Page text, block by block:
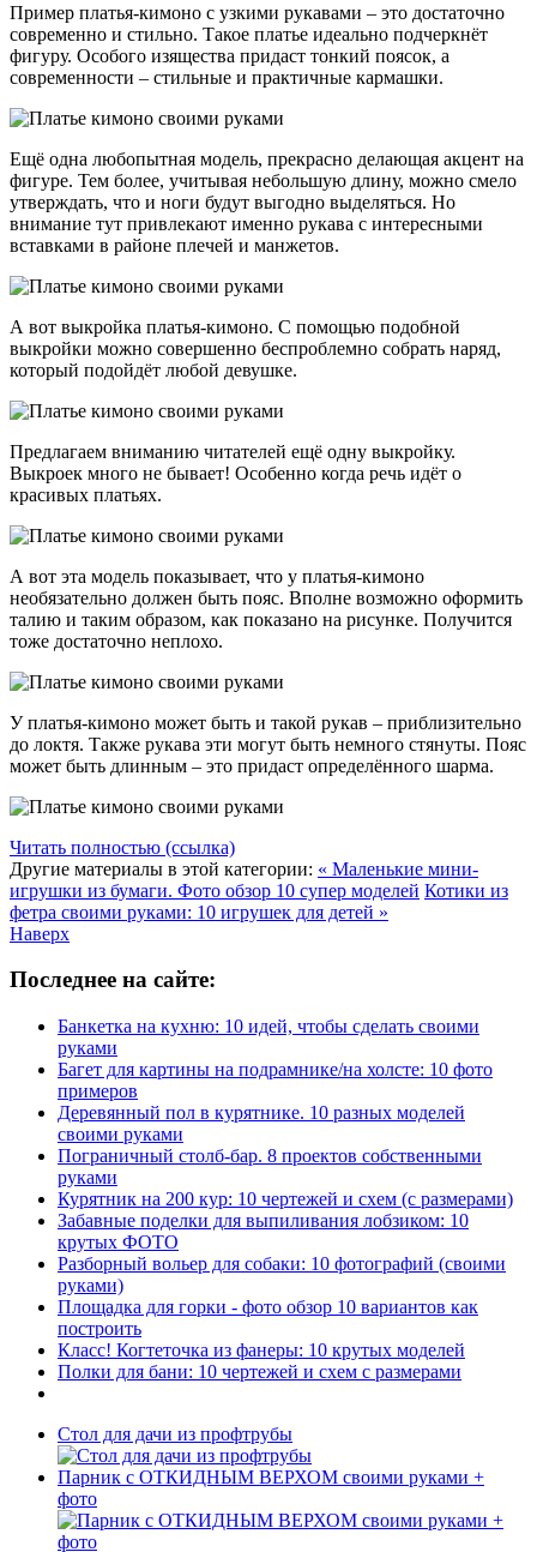
Пример платья-кимоно с узкими рукавами – это достаточно
современно и стильно. Такое платье идеально подчеркнёт
фигуру. Особого изящества придаст тонкий поясок, а
современности – стильные и практичные кармашки.
Ещё одна любопытная модель, прекрасно делающая акцент на
фигуре. Тем более, учитывая небольшую длину, можно смело
утверждать, что и ноги будут выгодно выделяться. Но
внимание тут привлекают именно рукава с интересными
вставками в районе плечей и манжетов.
А вот выкройка платья-кимоно. С помощью подобной
выкройки можно совершенно беспроблемно собрать наряд,
который подойдёт любой девушке.
Предлагаем вниманию читателей ещё одну выкройку.
Выкроек много не бывает! Особенно когда речь идёт о
красивых платьях.
А вот эта модель показывает, что у платья-кимоно
необязательно должен быть пояс. Вполне возможно оформить
талию и таким образом, как показано на рисунке. Получится
тоже достаточно неплохо.
У платья-кимоно может быть и такой рукав – приблизительно
до локтя. Также рукава эти могут быть немного стянуты. Пояс
может быть длинным – это придаст определённого шарма.
Читать полностью (ссылка)
Другие материалы в этой категории: « Маленькие мини-
игрушки из бумаги. Фото обзор 10 супер моделей Котики из
фетра своими руками: 10 игрушек для детей »
Наверх
Последнее на сайте:
Банкетка на кухню: 10 идей, чтобы сделать своими
руками
Багет для картины на подрамнике/на холсте: 10 фото
примеров
Деревянный пол в курятнике. 10 разных моделей
своими руками
Пограничный столб-бар. 8 проектов собственными
руками
Курятник на 200 кур: 10 чертежей и схем (с размерами)
Забавные поделки для выпиливания лобзиком: 10
крутых ФОТО
Разборный вольер для собаки: 10 фотографий (своими
руками)
Площадка для горки - фото обзор 10 вариантов как
построить
Класс! Когтеточка из фанеры: 10 крутых моделей
Полки для бани: 10 чертежей и схем с размерами
Стол для дачи из профтрубы
Парник с ОТКИДНЫМ ВЕРХОМ своими руками +
фото